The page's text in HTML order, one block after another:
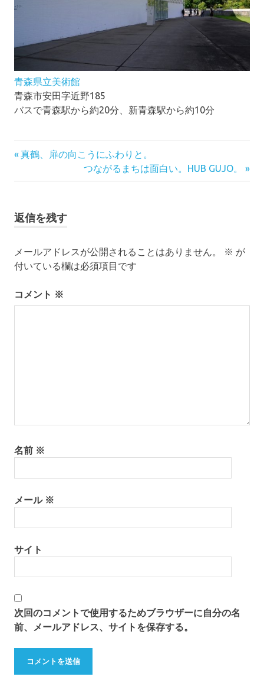
青森県立美術館
青森市安田字近野185
バスで青森駅から約20分、新青森駅から約10分
投
稿
ビ
ー
ョ
前
記
真鶴、扉の向こうにふわりと。
次
の
つながるまちは面白い。HUB GUJO。
返信を残す
メールアドレスが公開されることはありません。 ※ が
付いている欄は必須項目です
コメント ※
名前 ※
メール ※
サイト
次回のコメントで使用するためブラウザーに自分の名
前、メールアドレス、サイトを保存する。